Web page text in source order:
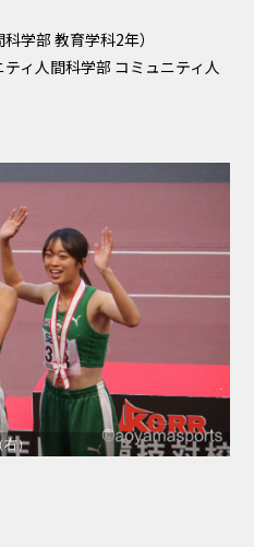
学部 教育学科2年）
ィ人間科学部 コミュニティ人
右）